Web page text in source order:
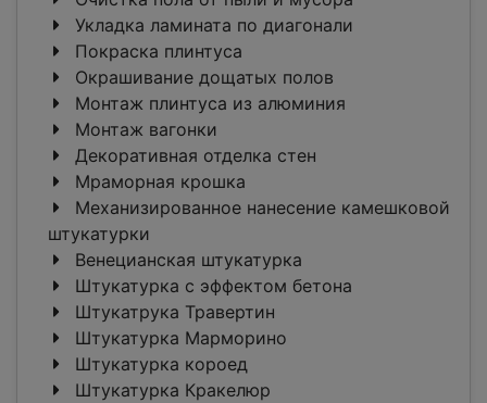
Укладка ламината по диагонали
Покраска плинтуса
Окрашивание дощатых полов
Монтаж плинтуса из алюминия
Монтаж вагонки
Декоративная отделка стен
Мраморная крошка
Механизированное нанесение камешковой
штукатурки
Венецианская штукатурка
Штукатурка с эффектом бетона
Штукатрука Травертин
Штукатурка Марморино
Штукатурка короед
Штукатурка Кракелюр